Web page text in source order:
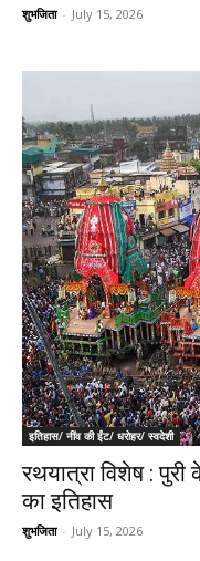
शुभजिता - July 15, 2026
इतिहास/ नींव की ईंट/ धरोहर/ स्वदेशी
रथयात्रा विशेष :
का इतिहास
शुभजिता - July 15, 2026